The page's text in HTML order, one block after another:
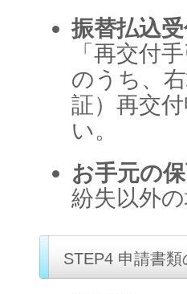
振替払込
「再交付
のうち、
証）再交
い。
お手元の
紛失以外
STEP4 申請書類